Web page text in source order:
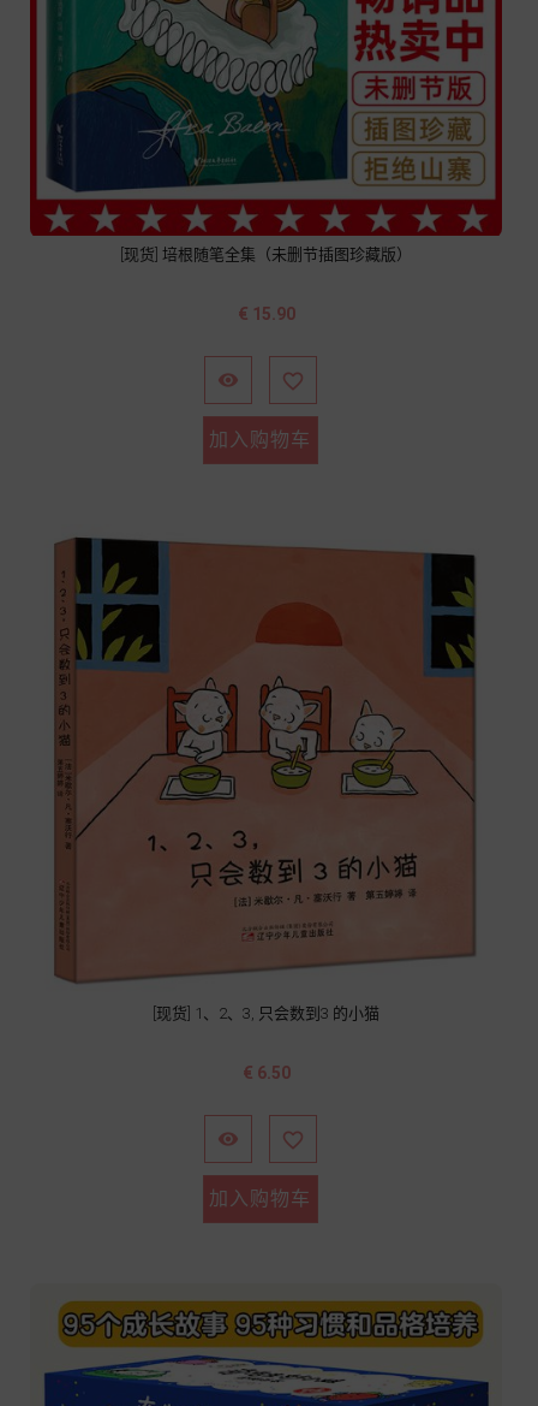
[现货] 培根随笔全集（未删节插图珍藏版）
价
€ 15.90
 
加入购物车
[现货] 1、2、3, 只会数到3 的小猫
价
€ 6.50
 
加入购物车